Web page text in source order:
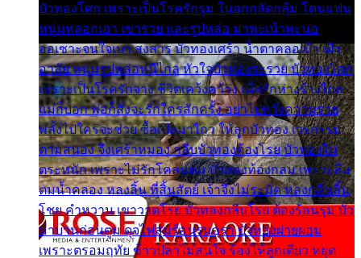
บัวทองโศก เพราะเป็นโรครักรุม ในอกกลัดกลุ้ม โดนแฟน
หนุ่มหลอกเอา เขารวย และรูปหล่อ มาพะเน้าพะนอ
ออเซาะจนใจเบา สงสาร บัวทองเศร้า น้ำตาคลอเบ้า เฝ้า
อาลัย หนุ่มรูปหล่อหนีไกล หัวใจบัวทองระรวย บัวทองโศก
เพราะเป็นโรครักจาง ชีวิตเคว้งคว้าง เมื่อรักห่างร้างไกล
แม่ก็บอก พ่อก็สั่งจะรักใครสักครั้ง อย่าไปหวังความรวย
พลั้งไปใครจะช่วย ซื้อเปลมาไกว ให้ลูกบัวทอง เวรกรรม
ตามสนอง จึงเศร้าหมอง กลีบบัวทองต้องโรย บัวทองไม่
ตระหนัก เพราะไม่รักโคลนตม บัวทองท้องกลม เพราะลืม
ตมน้ำคลอง หลงลิ้น ที่สิ้นสัตย์ เจ้าจึงไม่ระมัด หลงกลิ่นลิ้น
โชย คำหวาน เขาวาดโรย บัวทองกลีบโรย ต้องร้อนรุม บัว
มาบานก่อนตูม ดุจไฟสุมร้อนรุมอุรา บัวทองผ่ายผอม
เพราะตรอมฤทัย ข้าวปลาไม่สนใจ ร้องไห้ลูกเดียว หยุด